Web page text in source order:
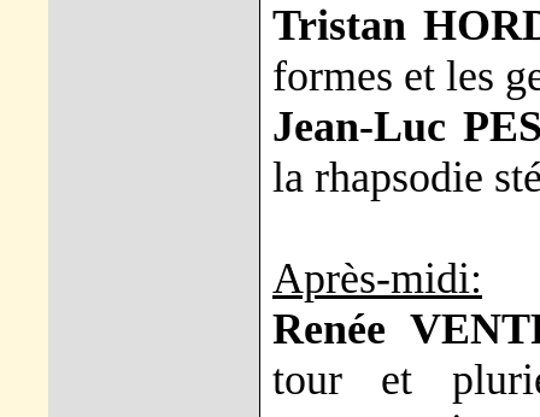
Tristan
formes et les
Jean-Luc
la rhapsodie
Après-midi:
Renée
tour et